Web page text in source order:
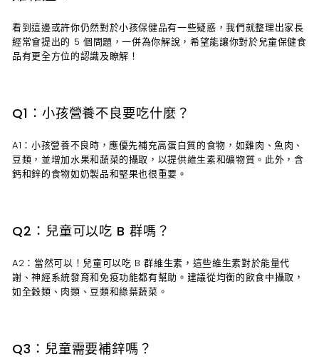
看到這邊或許你仍然對於小孩保健品有一些疑惑，我們就整理出家長
經常會提出的 5 個問題，一併為你解說，希望能讓你對於兒童保健食
品有更全方位的認識及瞭解！
Q1：小孩營養不良要吃什麼？
A1：小孩營養不良時，應優先補充高蛋白質的食物，如雞肉、魚肉、
豆類，並增加水果和蔬菜的攝取，以提供維生素和礦物質。此外，含
鈣和鋅的食物如奶製品和堅果也很重要。
Q2：兒童可以吃 B 群嗎？
A2：當然可以！兒童可以吃 B 群維生素，這些維生素對於能量代
謝、神經系統發育和免疫功能都有幫助。建議從均衡的飲食中攝取，
如全穀類、肉類、豆類和綠葉蔬菜。
Q3：兒童需要補鋅嗎？